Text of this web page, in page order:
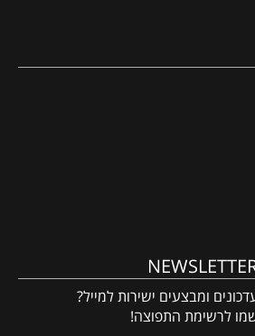
ומבצעים ישירות למייל?
לרשימת התפוצה!